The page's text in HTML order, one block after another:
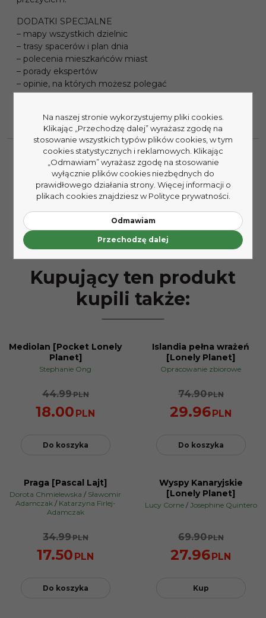
DODATKI SPECJALNE
– mapy wszystkich dzielnic
– trasy spacerów i plan dnia
– polecenia mieszkańców miast
– porady ekspertów
– opinie, na których możesz polegać
Kupujący ten produkt
kupili także:
Mediolan [Pocket Lonely
Planet]
Stephanie Ong
44.99PLN
18.00 PLN
Do koszyka
PROMOCJA
Islandia pełna wrażeń
[Lonely Planet]
Opracowanie zbiorowe
74.90PLN
29.96PLN
Do koszyka
Praga [Pascal Lajt]
Dorota Chmielewska / Sławomir
Adamczak / Katarzyna Firlej-
Adamczak
34.99PLN
17.50 PLN
Do koszyka
PROMOCJA
Wyspy Kanaryjskie
[Lonely Planet]
Lucy Corne / Josephine Quintero
69.90PLN
27.96PLN
Kup
Na naszej stronie wykorzystujemy pliki cookies.
Klikając „Przechodzę dalej” wyrażasz zgodę na
stosowanie wszystkich typów plików cookies, w tym
cookies statystycznych i reklamowych. Klikając
„Odmawiam” wyrażasz zgodę na stosowanie
wyłącznie plików cookies niezbędnych do
prawidłowego działania strony. Więcej informacji o
plikach cookies znajdziesz w Polityce prywatności.
Odmawiam
Przechodzę dalej